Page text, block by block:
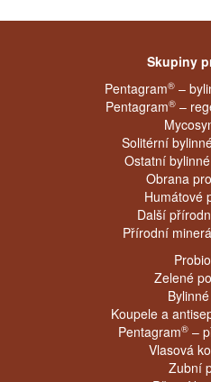
Skupiny
Pentagram®–
Pentagram® –
Solitérní
Ostatní
Obrana
Humátové
Další
Přírodní
Zelené
Koupele a
Pentagram® –
Vlasová
Zubní